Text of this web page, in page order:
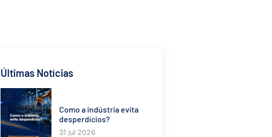
Últimas Notícias
Como a indústria evita
desperdícios?
31 jul 2026